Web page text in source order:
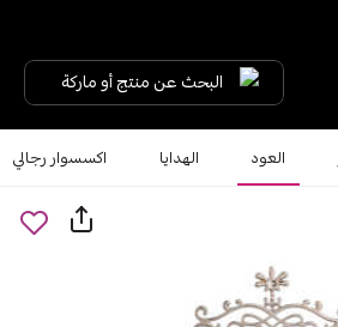
البحث عن منتج أو ماركة
العود الهدايا اكسسوار رجالي